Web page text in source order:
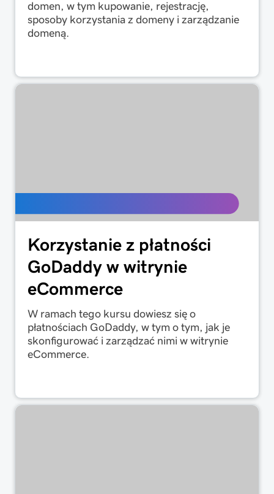
domen, w tym kupowanie, rejestrację,
sposoby korzystania z domeny i zarządzanie
domeną.
Korzystanie z płatności
GoDaddy w witrynie
eCommerce
W ramach tego kursu dowiesz się o
płatnościach GoDaddy, w tym o tym, jak je
skonfigurować i zarządzać nimi w witrynie
eCommerce.